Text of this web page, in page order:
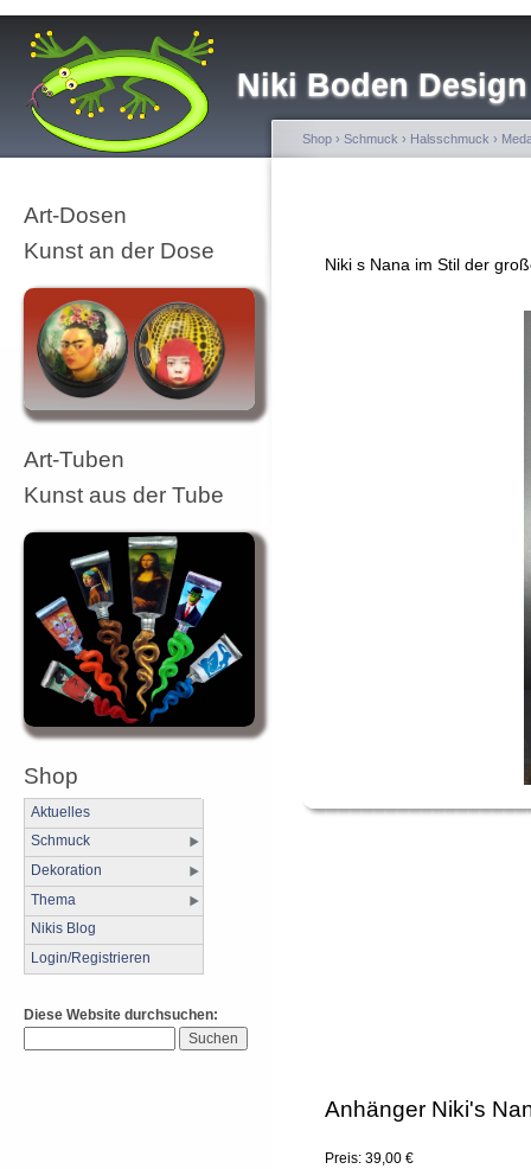
Niki Boden Design
Art-Dosen
Kunst an der Dose
Art-Tuben
Kunst aus der Tube
Shop
Aktuelles
Schmuck
Dekoration
Thema
Nikis Blog
Login/Registrieren
Diese Website durchsuchen:
Shop › Schmuck › Halsschmuck ›
Niki s Nana im Stil der
Anhänger Niki's
Preis: 39,00 €